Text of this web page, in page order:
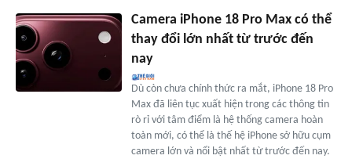
Camera iPhone 18 Pro Max có thể
thay đổi lớn nhất từ trước đến
nay
Dù còn chưa chính thức ra mắt, iPhone 18 Pro
Max đã liên tục xuất hiện trong các thông tin
rò rỉ với tâm điểm là hệ thống camera hoàn
toàn mới, có thể là thế hệ iPhone sở hữu cụm
camera lớn và nổi bật nhất từ trước đến nay.